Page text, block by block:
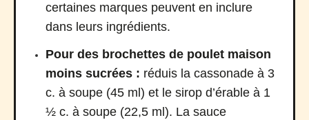
certaines marques peuvent en inclure
dans leurs ingrédients.
Pour des brochettes de poulet maison
moins sucrées : réduis la cassonade à 3
c. à soupe (45 ml) et le sirop d’érable à 1
½ c. à soupe (22,5 ml). La sauce